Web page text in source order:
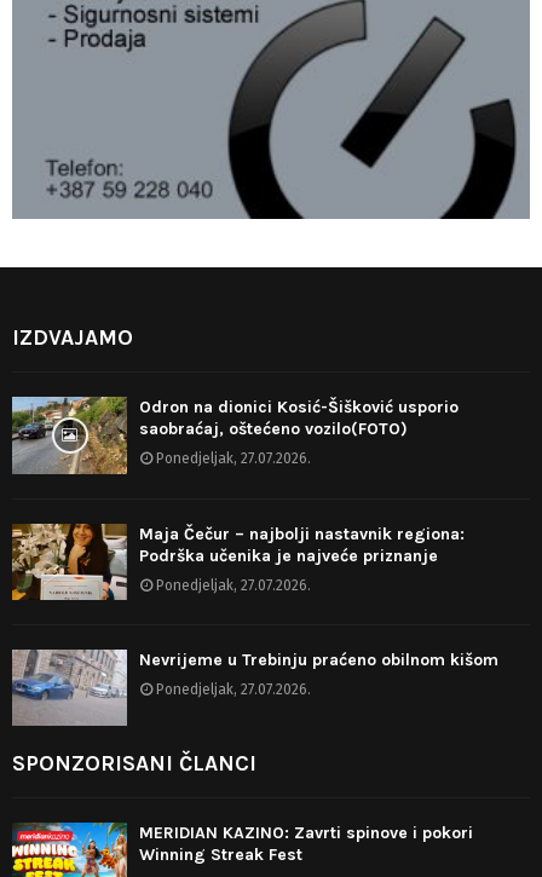
IZDVAJAMO
Odron na dionici Kosić-Šišković usporio
saobraćaj, oštećeno vozilo(FOTO)
Ponedjeljak, 27.07.2026.
Maja Čečur – najbolji nastavnik regiona:
Podrška učenika je najveće priznanje
Ponedjeljak, 27.07.2026.
Nevrijeme u Trebinju praćeno obilnom kišom
Ponedjeljak, 27.07.2026.
SPONZORISANI ČLANCI
MERIDIAN KAZINO: Zavrti spinove i pokori
Winning Streak Fest